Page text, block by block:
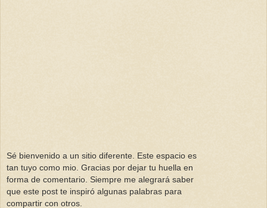
Sé bienvenido a un sitio diferente. Este espacio es
tan tuyo como mio. Gracias por dejar tu huella en
forma de comentario. Siempre me alegrará saber
que este post te inspiró algunas palabras para
compartir con otros.